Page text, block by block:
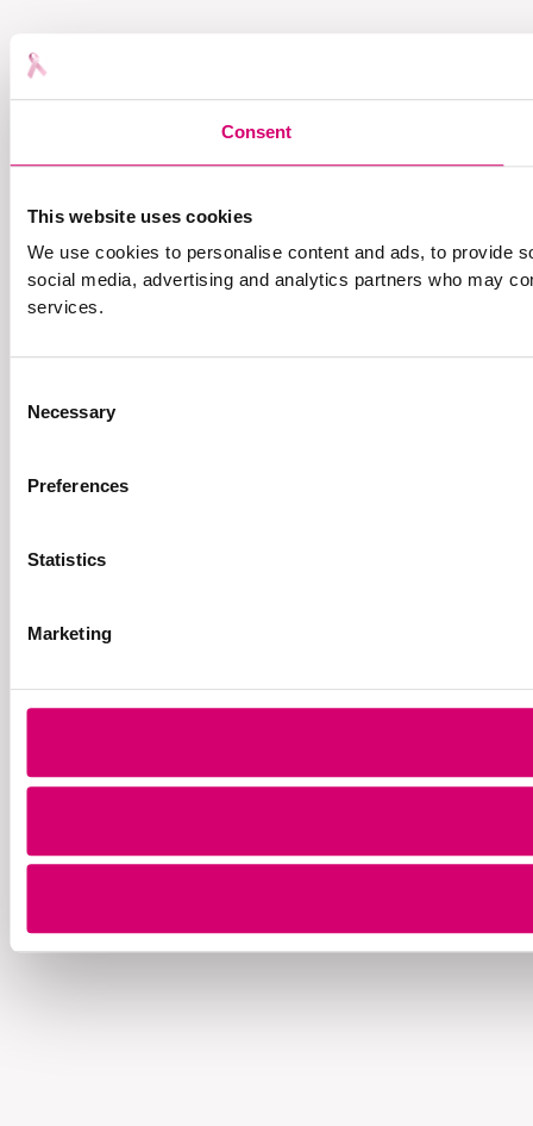
Consent
This website uses cookies
We use cookies to personalise content and ads, to provide
social media, advertising and analytics partners who may
services.
Selection
Necessary
Preferences
Statistics
Marketing